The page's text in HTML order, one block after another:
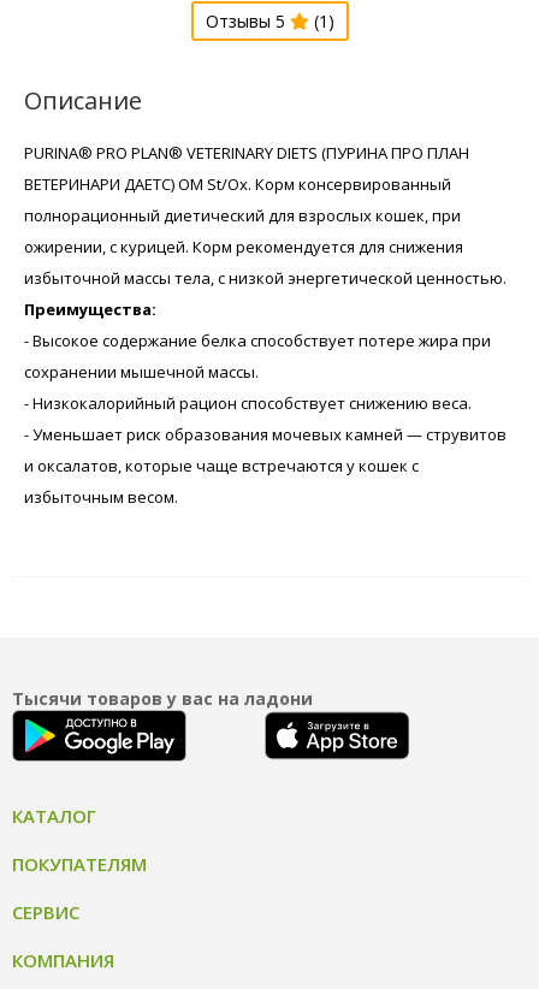
Отзывы 5 (1)
Описание
PURINA® PRO PLAN® VETERINARY DIETS (ПУРИНА ПРО ПЛАН
ВЕТЕРИНАРИ ДАЕТС) OM St/Ox. Корм консервированный
полнорационный диетический для взрослых кошек, при
ожирении, с курицей. Корм рекомендуется для снижения
избыточной массы тела, с низкой энергетической ценностью.
Преимущества:
- Высокое содержание белка способствует потере жира при
сохранении мышечной массы.
- Низкокалорийный рацион способствует снижению веса.
- Уменьшает риск образования мочевых камней — струвитов
и оксалатов, которые чаще встречаются у кошек с
избыточным весом.
Тысячи товаров у вас на ладони
КАТАЛОГ
ПОКУПАТЕЛЯМ
СЕРВИС
КОМПАНИЯ